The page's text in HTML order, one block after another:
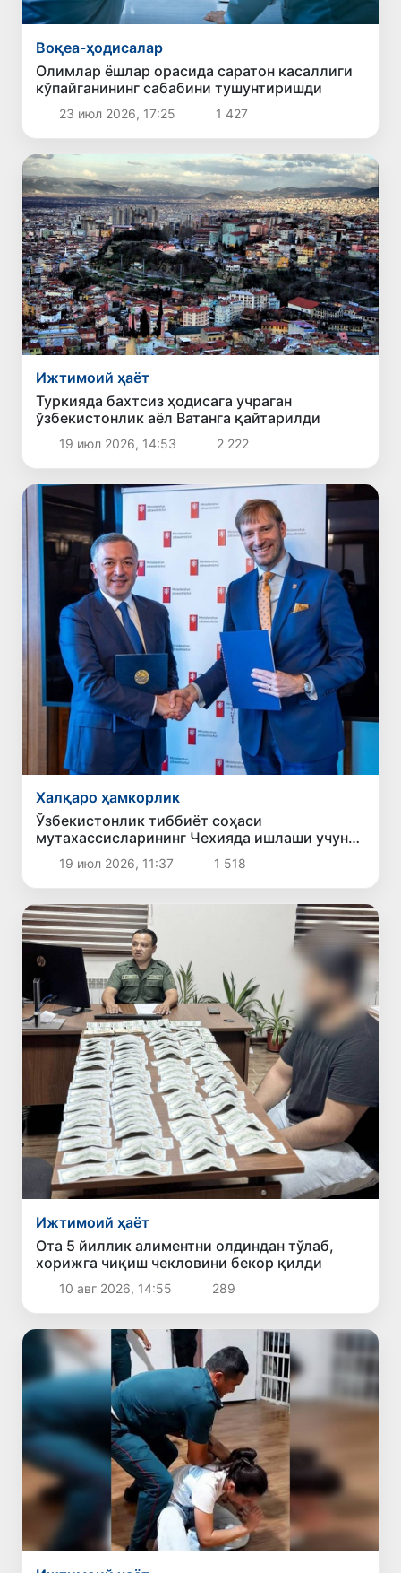
Воқеа-ҳодисалар
Олимлар ёшлар орасида саратон касаллиги
кўпайганининг сабабини тушунтиришди
23 июл 2026, 17:25 1 427
Ижтимоий ҳаёт
Туркияда бахтсиз ҳодисага учраган
ўзбекистонлик аёл Ватанга қайтарилди
19 июл 2026, 14:53 2 222
Халқаро ҳамкорлик
Ўзбекистонлик тиббиёт соҳаси
мутахассисларининг Чехияда ишлаши учун
имконият яратилади
19 июл 2026, 11:37 1 518
Ижтимоий ҳаёт
Ота 5 йиллик алиментни олдиндан тўлаб,
хорижга чиқиш чекловини бекор қилди
10 авг 2026, 14:55 289